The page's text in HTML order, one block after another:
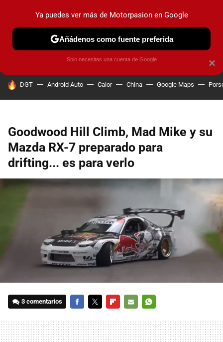
PRUEBAS COCHES ELÉCTRICOS OBSERVATORIO
HOY SE HABLA DE
DGT Android Auto Calor China Google Maps
Goodwood Hill Climb, Mad Mike y su
Mazda RX-7 preparado para
drifting... es para verlo
3 comentarios
MAIL
×
Ya puedes ver más de Motorpasion en Google
Añádenos como fuente preferida
Solo necesitas una cuenta de Google